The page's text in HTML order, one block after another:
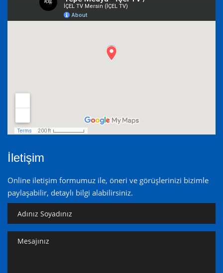
İletişim
Online iletişim formumuz ile, öneri ve görüşlerinizi bizimle
paylaşabilir, detaylı bilgi alabilirsiniz.